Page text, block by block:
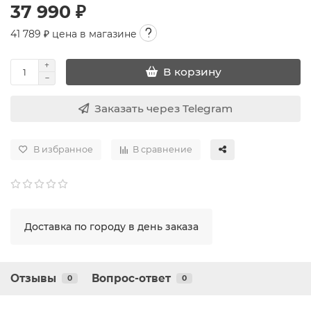
37 990 ₽
41 789 ₽ цена в магазине
В корзину
Заказать через Telegram
В избранное В сравнение
Доставка по городу в день заказа
Отзывы 0 Вопрос-ответ 0